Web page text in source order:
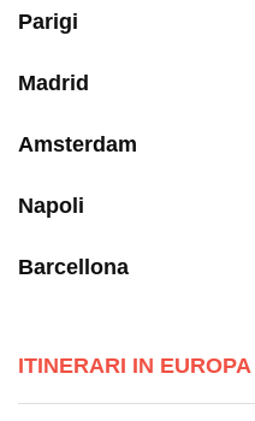
Parigi
Madrid
Amsterdam
Napoli
Barcellona
ITINERARI IN EUROPA